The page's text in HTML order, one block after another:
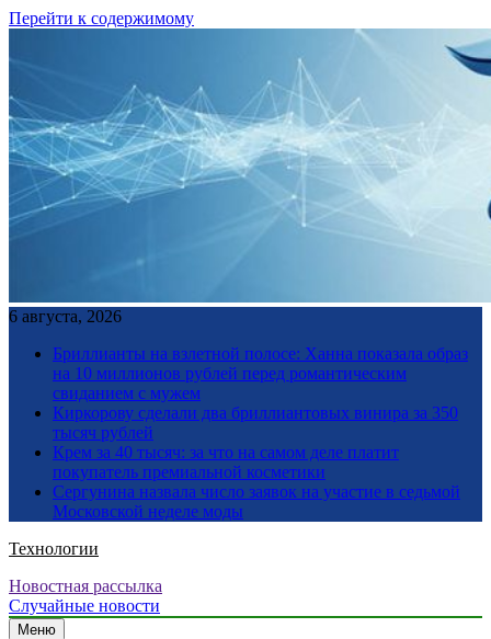
Перейти к содержимому
6 августа, 2026
Бриллианты на взлетной полосе: Ханна показала образ
на 10 миллионов рублей перед романтическим
свиданием с мужем
Киркорову сделали два бриллиантовых винира за 350
тысяч рублей
Крем за 40 тысяч: за что на самом деле платит
покупатель премиальной косметики
Сергунина назвала число заявок на участие в седьмой
Московской неделе моды
Технологии
Новостная рассылка
Случайные новости
Меню